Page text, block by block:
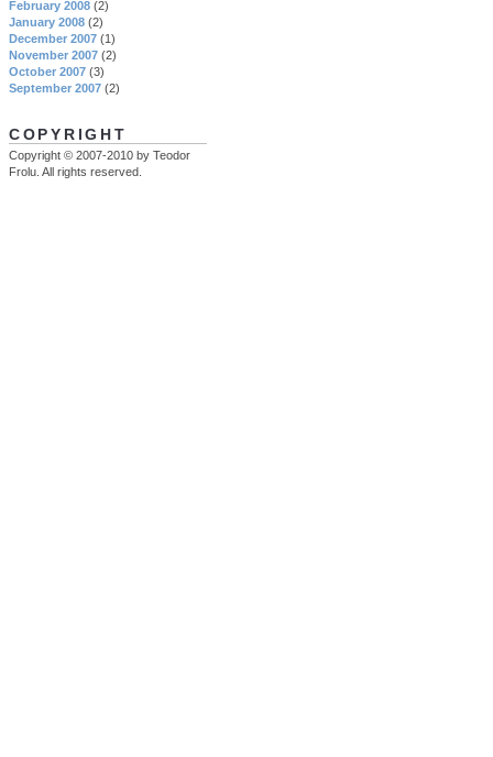
February 2008 (2)
January 2008 (2)
December 2007 (1)
November 2007 (2)
October 2007 (3)
September 2007 (2)
COPYRIGHT
Copyright © 2007-2010 by Teodor
Frolu. All rights reserved.